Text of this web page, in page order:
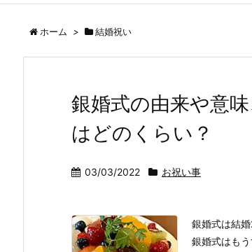
ホーム > 結婚祝い
銀婚式の由来や意
はどのくらい？
03/03/2022 お祝い事
銀婚式は結
銀婚式はも